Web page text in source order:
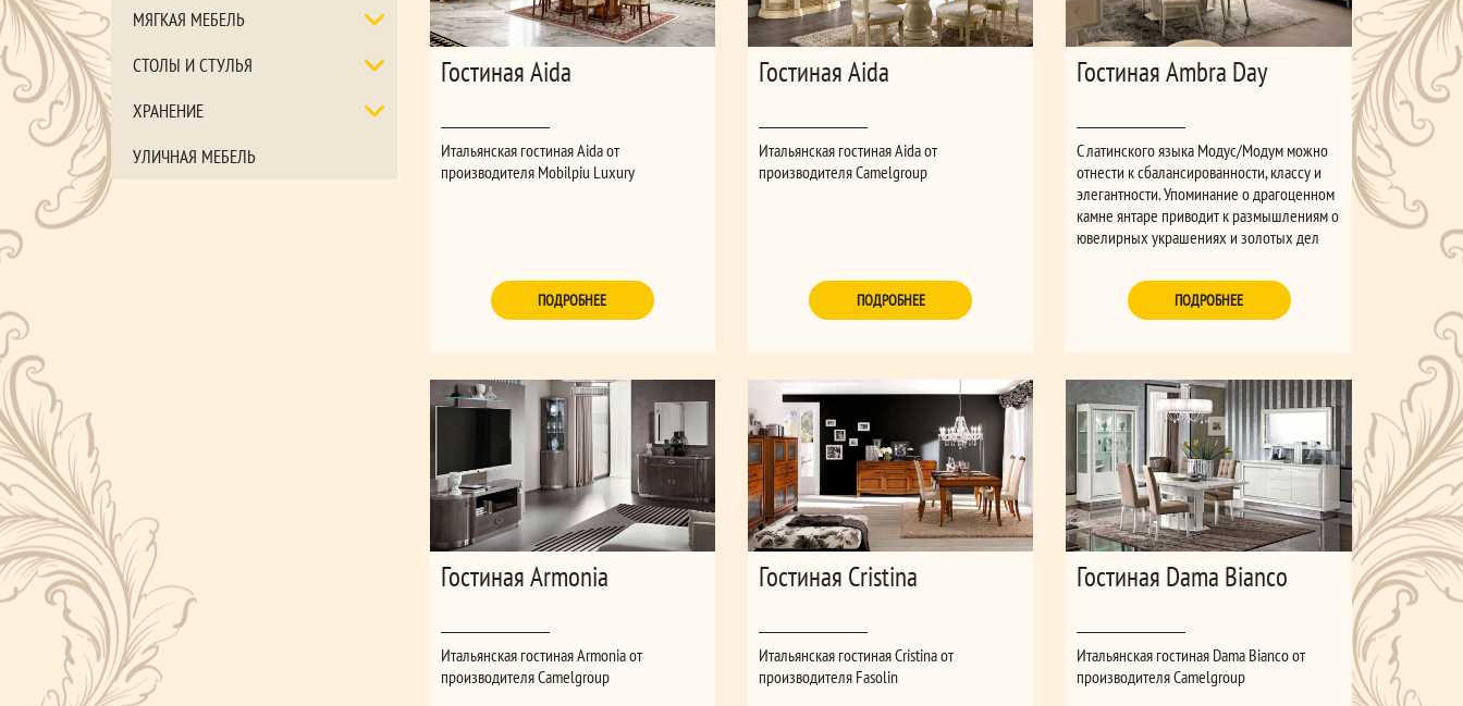
МЯГКАЯ МЕБЕЛЬ
СТОЛЫ И СТУЛЬЯ
ХРАНЕНИЕ
УЛИЧНАЯ МЕБЕЛЬ
Гостиная Aida
Итальянская гостиная Aida от
производителя Mobilpiu Luxury
ПОДРОБНЕЕ
Гостиная Aida
Итальянская гостиная Aida от
производителя Camelgroup
ПОДРОБНЕЕ
Гостиная Ambra Day
С латинского языка Модус/Модум можно
отнести к сбалансированности, классу и
элегантности. Упоминание о драгоценном
камне янтаре приводит к размышлениям о
ювелирных украшениях и золотых дел
волшебным светом домашние интерьеры
высокого класса очаровывая
неповторимым шармом.
ПОДРОБНЕЕ
Гостиная Armonia
Итальянская гостиная Armonia от
производителя Camelgroup
Гостиная Cristina
Итальянская гостиная Cristina от
производителя Fasolin
Гостиная Dama Bianco
Итальянская гостиная Dama Bianco от
производителя Camelgroup